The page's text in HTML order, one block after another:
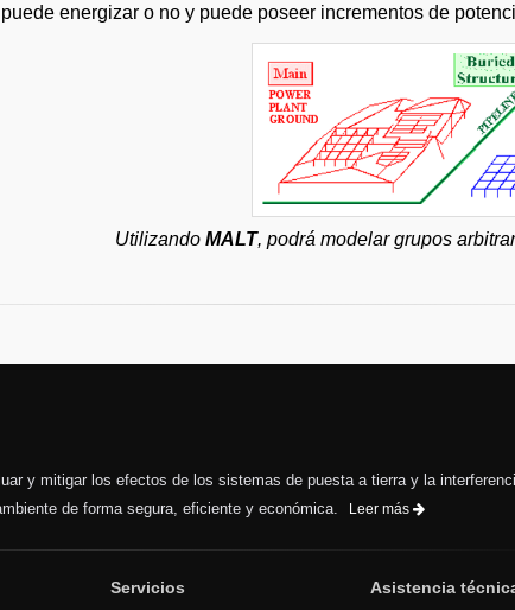
puede energizar o no y puede poseer incrementos de
Utilizando MALT, podrá modelar grupos
y mitigar los efectos de los sistemas de puesta a tierra y la
de forma segura, eficiente y económica.
Leer más
Servicios Asistencia